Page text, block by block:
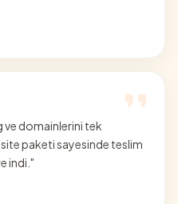
domainlerini tek
paketi sayesinde teslim
indi. "